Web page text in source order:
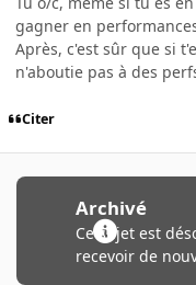
gagner en
Après, c'est sûr que si
n'aboutie pas à des
Citer
Archivé
Ce sujet est
recevoir de